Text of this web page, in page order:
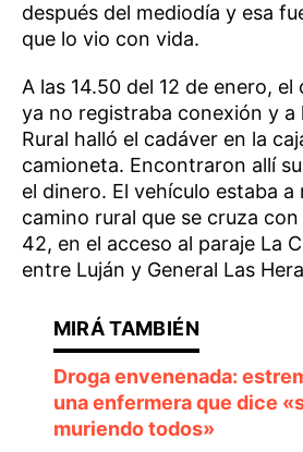
después del mediodía y esa
que lo vio con vida.
A las 14.50 del 12 de enero,
ya no registraba conexión y a
Rural halló el cadáver en la
camioneta. Encontraron allí
el dinero. El vehículo estaba a
camino rural que se cruza
42, en el acceso al paraje La
entre Luján y General Las
Droga envenenada:
una enfermera que dice
muriendo todos»